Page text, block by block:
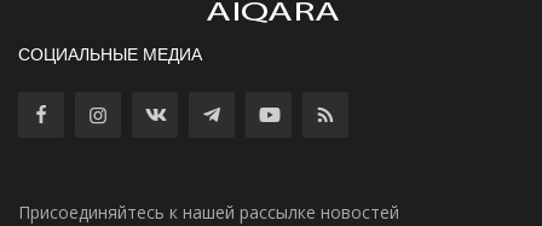
СОЦИАЛЬНЫЕ МЕДИА
Присоединяйтесь к нашей рассылке новостей